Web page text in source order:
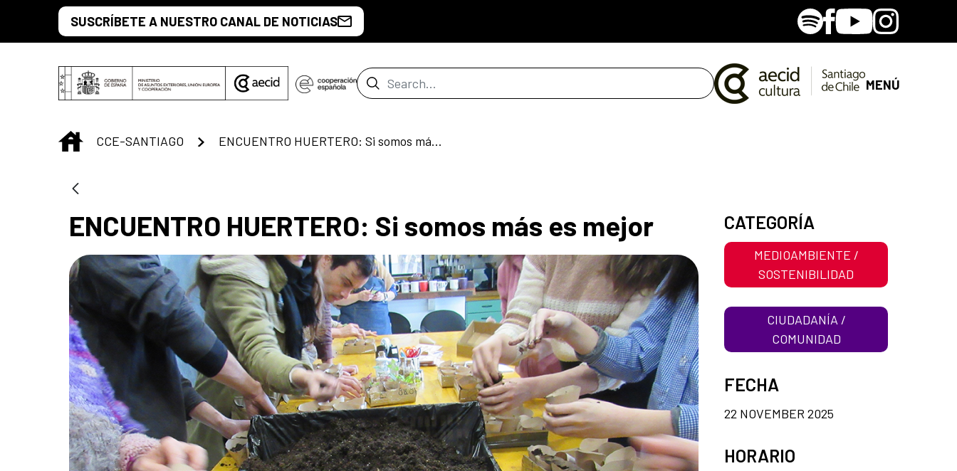
Skip to Main ContentSUSCRÍBETE A NUESTRO CANAL DE NOTICIAS SpotifyFacebook
YoutubeInstagram
Search Bar MENÚ
INICIO
CCE-SANTIAGO ENCUENTRO HUERTERO: Si somos más es mejor
ENCUENTRO HUERTERO: Si somos más es mejor CATEGORÍA
MEDIOAMBIENTE /
SOSTENIBILIDAD
CIUDADANÍA /
COMUNIDAD
FECHA
22 NOVEMBER 2025
HORARIO